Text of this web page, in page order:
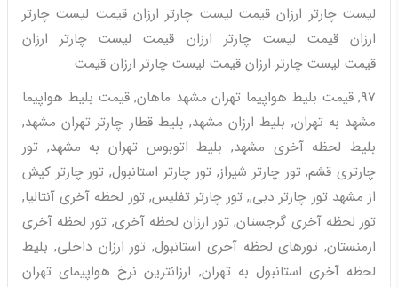
لیست چارتر ارزان قیمت لیست چارتر ارزان قیمت لیست چارتر
ارزان قیمت لیست چارتر ارزان قیمت لیست چارتر ارزان
قیمت لیست چارتر ارزان قیمت لیست چارتر ارزان قیمت
97, قیمت بلیط هواپیما تهران مشهد ماهان, قیمت بلیط هواپیما
مشهد به تهران, بلیط ارزان مشهد, بلیط قطار چارتر تهران مشهد,
بلیط لحظه آخری مشهد, بلیط اتوبوس تهران به مشهد, تور
چارتری قشم, تور چارتر شیراز, تور چارتر استانبول, تور چارتر کیش
از مشهد تور چارتر دبی,, تور چارتر تفلیس, تور لحظه آخری آنتالیا,
تور لحظه آخری گرجستان, تور ارزان لحظه آخری, تور لحظه آخری
ارمنستان, تورهای لحظه آخری استانبول, تور ارزان داخلی, بلیط
لحظه آخری استانبول به تهران, ارزانترین نرخ هواپیمای تهران